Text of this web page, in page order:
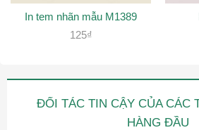
In tem nhãn mẫu M1389
125₫
ĐỐI TÁC TIN CẬY CỦA CÁC
HÀNG ĐẦU